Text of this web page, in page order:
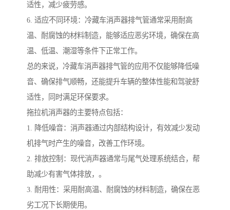
适性，减少疲劳感。
6. 适应不同环境：冷藏车消声器排气管通常采用耐高
温、耐腐蚀的材料制造，能够适应恶劣环境，确保在高
温、低温、潮湿等条件下正常工作。
总的来说，冷藏车消声器排气管的应用不仅能够降低噪
音、确保排气顺畅，还能提升车辆的整体性能和驾驶舒
适性，同时满足环保要求。
拖拉机消声器的主要特点包括：
1. 降低噪音：消声器通过内部结构设计，有效减少发动
机排气时产生的噪音，改善工作环境。
2. 排放控制：现代消声器通常与尾气处理系统结合，帮
助减少有害气体排放，。
3. 耐用性：采用耐高温、耐腐蚀的材料制造，确保在恶
劣工况下长期使用。